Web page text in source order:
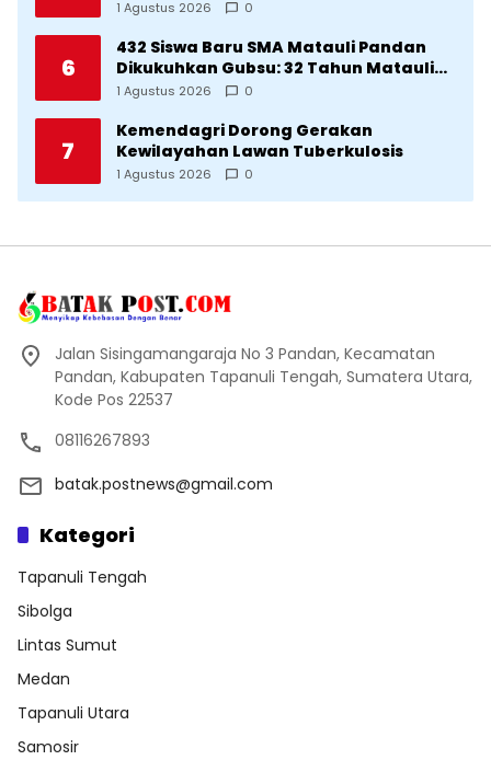
Diproritaskan Mahasiswa Korban
1 Agustus 2026 0
6
432 Siswa Baru SMA Matauli Pandan
Dikukuhkan Gubsu: 32 Tahun Matauli
Cetak SDM Unggul
1 Agustus 2026 0
7
Kemendagri Dorong Gerakan
Kewilayahan Lawan Tuberkulosis
1 Agustus 2026 0
Jalan Sisingamangaraja No 3 Pandan, Kecamatan
Pandan, Kabupaten Tapanuli Tengah, Sumatera Utara,
Kode Pos 22537
08116267893
batak.postnews@gmail.com
Kategori
Tapanuli Tengah
Sibolga
Lintas Sumut
Medan
Tapanuli Utara
Samosir